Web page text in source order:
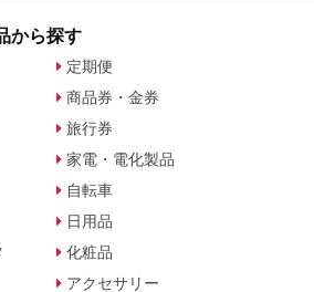
から探す
定期便
商品券・金券
旅行券
家電・電化製品
自転車
日用品
化粧品
アクセサリー